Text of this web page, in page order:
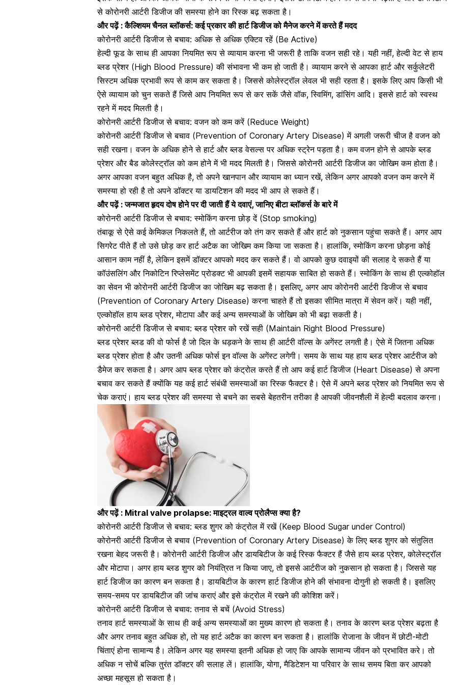
से कोरोनरी आर्टरी डिजीज की समस्या होने का रिस्क बढ़ सकता है।
और पढ़ें :कैल्शियम चैनल ब्लॉकर्स: कई प्रकार की हार्ट डिजीज को मैनेज करने में करते हैं मदद
कोरोनरी आर्टरी डिजीज से बचाव: अधिक से अधिक एक्टिव रहें (Be Active)
हेल्दी फूड के साथ ही आपका नियमित रूप सेव्यायाम करना भी जरूरी है ताकि वजन सही रहे। यही नहीं, हेल्दी वेट से हाय
ब्लड प्रेशर (High Blood Pressure) की संभावना भी कम हो जाती है। व्यायाम करने से आपका हार्ट और सर्कुलेटरी
सिस्टम अधिक प्रभावी रूप से काम कर सकता है। जिससे कोलेस्ट्रॉल लेवल भी सही रहता है। इसके लिए आप किसी भी
ऐसे व्यायाम को चुन सकते हैं जिसे आप नियमित रूप से कर सकें जैसे वॉक, स्विमिंग, डांसिंग आदि। इससे हार्ट को स्वस्थ
रहने में मदद मिलती है।
कोरोनरी आर्टरी डिजीज से बचाव: वजन को कम करें (Reduce Weight)
कोरोनरी आर्टरी डिजीज से बचाव (Prevention of Coronary Artery Disease) में अगली जरूरी चीज है वजन को
सही रखना। वजन के अधिक होने से हार्ट औरब्लड वेसल्स पर अधिक स्ट्रेन पड़ता है । कम वजन होने से आपके ब्लड
प्रेशर और बैड कोलेस्ट्रॉल को कम होने में भी मदद मिलती है। जिससे कोरोनरी आर्टरी डिजीज का जोखिम कम होता है।
अगर आपका वजन बहुत अधिक है, तो अपने खानपान और व्यायाम का ध्यान रखें, लेकिन अगर आपको वजन कम करने में
समस्या हो रही है तो अपने डॉक्टर या डायटिशन की मदद भी आप ले सकते हैं।
और पढ़ें :जन्मजात हृदय दोष होने पर दी जाती हैं ये दवाएं, जानिए बीटा ब्लॉकर्स के बारे में
कोरोनरी आर्टरी डिजीज से बचाव: स्मोकिंग करना छोड़ दें (Stop smoking)
तंबाकू से ऐसे कई केमिकल निकलते हैं, तो आर्टरीज को तंग कर सकते हैं और हार्ट को नुकसान पहुंचा सकते हैं। अगर आप
सिगरेट पीते हैं तो उसे छोड़ करहार्ट अटैक का जोखिम कम किया जा सकता है । हालांकि, स्मोकिंग करना छोड़ना कोई
आसान काम नहीं है, लेकिन इसमें डॉक्टर आपको मदद कर सकते हैं। वो आपको कुछ दवाइयों की सलाह दे सकते हैं या
कॉउंसलिंग और निकोटिन रिप्लेसमेंट प्रोडक्ट भी आपकी इसमें सहायक साबित हो सकते हैं। स्मोकिंग के साथ ही एल्कोहॉल
का सेवन भी कोरोनरी आर्टरी डिजीज का जोखिम बढ़ सकता है। इसलिए, अगर आप कोरोनरी आर्टरी डिजीज से बचाव
(Prevention of Coronary Artery Disease) करना चाहते हैं तो इसका सीमित मात्रा में सेवन करें। यही नहीं,
एल्कोहॉल हाय ब्लड प्रेशर,मोटापा और कई अन्य समस्याओं के जोखिमको भी बढ़ा सकती है।
कोरोनरी आर्टरी डिजीज से बचाव: ब्लड प्रेशर को रखें सही (Maintain Right Blood Pressure)
ब्लड प्रेशर ब्लड की वो फोर्स है जो दिल के धड़कने के साथ ही आर्टरी वॉल्स के अगेंस्ट लगती है। ऐसे में जितना अधिक
ब्लड प्रेशर होता है और उतनी अधिक फोर्स इन वॉल्स के अगेंस्ट लगेगी। समय के साथ यह हाय ब्लड प्रेशर आर्टरीज को
डैमेज कर सकता है। अगर आप ब्लड प्रेशर को कंट्रोल करते हैं तो आप कई हार्ट डिजीज (Heart Disease) से अपना
बचाव कर सकते हैं क्योंकि यह कईहार्ट संबंधी समस्याओं का रिस्क फैक्टर है।ऐसे में अपने ब्लड प्रेशर को नियमित रूप से
चेक कराएं। हाय ब्लड प्रेशर की समस्या से बचने का सबसे बेहतरीन तरीका है आपकी जीवनशैली में हेल्दी बदलाव करना।
और पढ़ें : Mitral valve prolapse: माइट्रल वाल्व प्रोलैप्स क्या है?
कोरोनरी आर्टरी डिजीज से बचाव: ब्लड शुगर को कंट्रोल में रखें (Keep Blood Sugar under Control)
कोरोनरी आर्टरी डिजीज से बचाव (Prevention of Coronary Artery Disease) के लिएब्लड शुगर को संतुलित
रखना बेहद जरूरी है। कोरोनरी आर्टरी डिजीज और डायबिटीज के कई रिस्क फैक्टर हैं जैसे हाय ब्लड प्रेशर, कोलेस्ट्रॉल
और मोटापा। अगर हाय ब्लड शुगर को नियंत्रित न किया जाए, तो इससे आर्टरीज को नुकसान हो सकता है। जिससे यह
हार्ट डिजीज का कारण बन सकता है। डायबिटीज के कारण हार्ट डिजीज होने की संभावना दोगुनी हो सकती है। इसलिए
समय-समय परडायबिटीज की जांच कराएं और इसे कंट्रोल में रखने की कोशिश करें।
कोरोनरी आर्टरी डिजीज से बचाव: तनाव से बचें (Avoid Stress)
तनाव हार्ट समस्याओं के साथ ही कई अन्य समस्याओं का मुख्य कारण हो सकता है। तनाव के कारण ब्लड प्रेशर बढ़ता है
और अगर तनाव बहुत अधिक हो, तो यहहार्ट अटैक का कारण बन सकता है।हालांकि रोजाना के जीवन में छोटी-मोटी
चिंताएं होना सामान्य है। लेकिन अगर यह समस्या इतनी अधिक हो जाए कि आपके सामान्य जीवन को प्रभावित करे। तो
अधिक न सोचें बल्कि तुरंत डॉक्टर की सलाह लें। हालांकि, योगा, मैडिटेशन या परिवार के साथ समय बिता कर आपको
अच्छा महसूस हो सकता है।